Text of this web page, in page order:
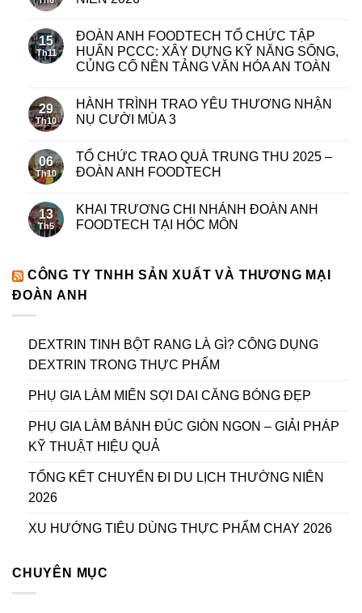
15
Th11
ĐOÀN ANH FOODTECH TỔ CHỨC TẬP
HUẤN PCCC: XÂY DỰNG KỸ NĂNG SỐNG,
CỦNG CỐ NỀN TẢNG VĂN HÓA AN TOÀN
29
Th10
HÀNH TRÌNH TRAO YÊU THƯƠNG NHẬN
NỤ CƯỜI MÙA 3
06
Th10
TỔ CHỨC TRAO QUÀ TRUNG THU 2025 –
ĐOÀN ANH FOODTECH
13
Th5
KHAI TRƯƠNG CHI NHÁNH ĐOÀN ANH
FOODTECH TẠI HÓC MÔN
CÔNG TY TNHH SẢN XUẤT VÀ THƯƠNG MẠI
ĐOÀN ANH
DEXTRIN TINH BỘT RANG LÀ GÌ? CÔNG DỤNG
DEXTRIN TRONG THỰC PHẨM
PHỤ GIA LÀM MIẾN SỢI DAI CĂNG BÓNG ĐẸP
PHỤ GIA LÀM BÁNH ĐÚC GIÒN NGON – GIẢI PHÁP
KỸ THUẬT HIỆU QUẢ
TỔNG KẾT CHUYẾN ĐI DU LỊCH THƯỜNG NIÊN
2026
XU HƯỚNG TIÊU DÙNG THỰC PHẨM CHAY 2026
CHUYÊN MỤC